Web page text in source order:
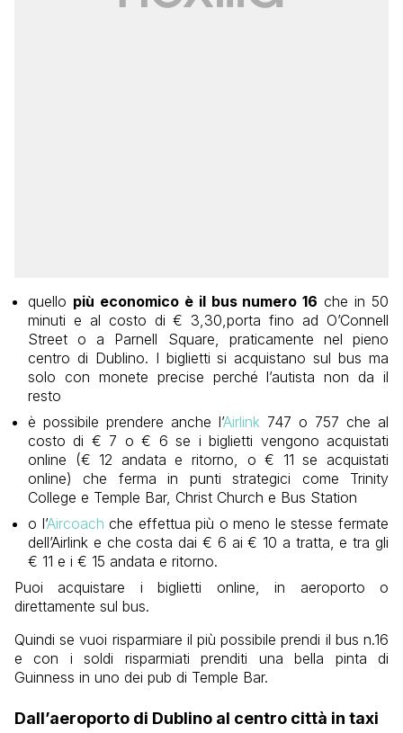
quello più economico è il bus numero 16 che in 50
minuti e al costo di € 3,30,porta fino ad O’Connell
Street o a Parnell Square, praticamente nel pieno
centro di Dublino. I biglietti si acquistano sul bus ma
solo con monete precise perché l’autista non da il
resto
è possibile prendere anche l’Airlink 747 o 757 che al
costo di € 7 o € 6 se i biglietti vengono acquistati
online (€ 12 andata e ritorno, o € 11 se acquistati
online) che ferma in punti strategici come Trinity
College e Temple Bar, Christ Church e Bus Station
o l’Aircoach che effettua più o meno le stesse fermate
dell’Airlink e che costa dai € 6 ai € 10 a tratta, e tra gli
€ 11 e i € 15 andata e ritorno.
Puoi acquistare i biglietti online, in aeroporto o
direttamente sul bus.
Quindi se vuoi risparmiare il più possibile prendi il bus n.16
e con i soldi risparmiati prenditi una bella pinta di
Guinness in uno dei pub di Temple Bar.
Dall’aeroporto di Dublino al centro città in taxi